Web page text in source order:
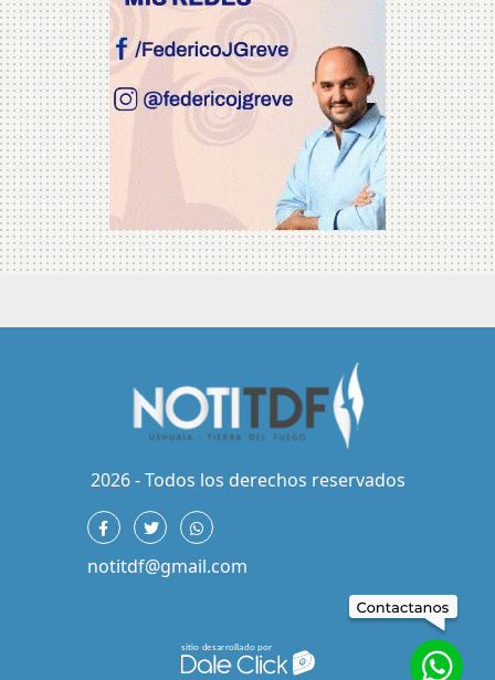
2026 - Todos los derechos reservados
notitdf@gmail.com